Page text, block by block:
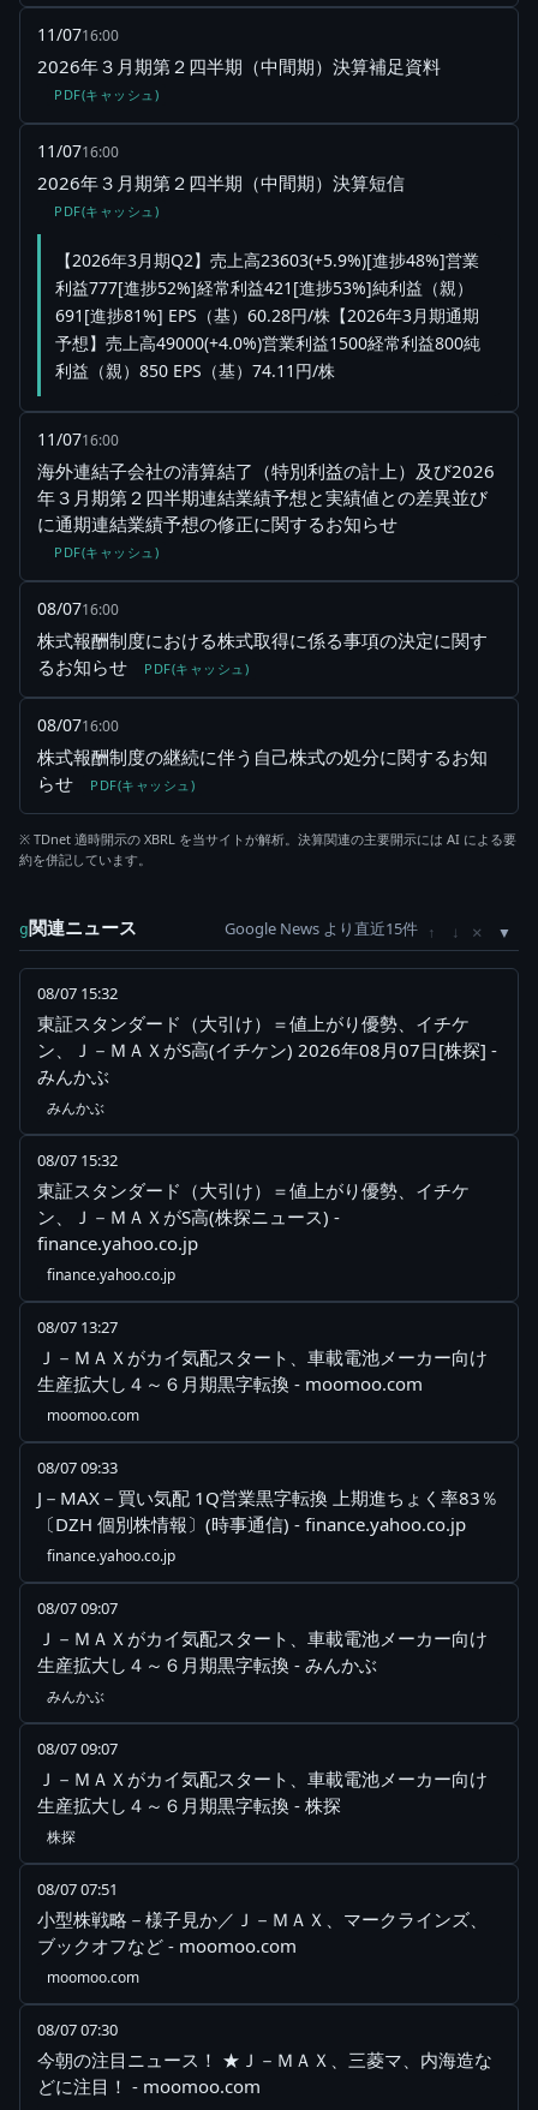
11/0716:00
2026年３月期第２四半期（中間期）決算補足資料
PDF(キャッシュ)
11/0716:00
2026年３月期第２四半期（中間期）決算短信
PDF(キャッシュ)
【2026年3月期Q2】売上高23603(+5.9%)[進捗48%]営業
利益777[進捗52%]経常利益421[進捗53%]純利益（親）
691[進捗81%] EPS（基）60.28円/株【2026年3月期通期
予想】売上高49000(+4.0%)営業利益1500経常利益800純
利益（親）850 EPS（基）74.11円/株
11/0716:00
海外連結子会社の清算結了（特別利益の計上）及び2026
年３月期第２四半期連結業績予想と実績値との差異並び
に通期連結業績予想の修正に関するお知らせ
PDF(キャッシュ)
08/0716:00
株式報酬制度における株式取得に係る事項の決定に関す
るお知らせ
PDF(キャッシュ)
08/0716:00
株式報酬制度の継続に伴う自己株式の処分に関するお知
らせ
PDF(キャッシュ)
※ TDnet 適時開示の XBRL を当サイトが解析。決算関連の主要開示には AI による要
約を併記しています。
g関連ニュース Google News より直近15件 ↑ ↓ ×
08/07 15:32
東証スタンダード（大引け）＝値上がり優勢、イチケ
ン、Ｊ－ＭＡＸがS高(イチケン) 2026年08月07日[株探] -
みんかぶ
みんかぶ
08/07 15:32
東証スタンダード（大引け）＝値上がり優勢、イチケ
ン、Ｊ－ＭＡＸがS高(株探ニュース) -
finance.yahoo.co.jp
finance.yahoo.co.jp
08/07 13:27
Ｊ－ＭＡＸがカイ気配スタート、車載電池メーカー向け
生産拡大し４～６月期黒字転換 - moomoo.com
moomoo.com
08/07 09:33
J－MAX－買い気配 1Q営業黒字転換 上期進ちょく率83％
〔DZH 個別株情報〕(時事通信) - finance.yahoo.co.jp
finance.yahoo.co.jp
08/07 09:07
Ｊ－ＭＡＸがカイ気配スタート、車載電池メーカー向け
生産拡大し４～６月期黒字転換 - みんかぶ
みんかぶ
08/07 09:07
Ｊ－ＭＡＸがカイ気配スタート、車載電池メーカー向け
生産拡大し４～６月期黒字転換 - 株探
株探
08/07 07:51
小型株戦略－様子見か／Ｊ－ＭＡＸ、マークラインズ、
ブックオフなど - moomoo.com
moomoo.com
08/07 07:30
今朝の注目ニュース！ ★Ｊ－ＭＡＸ、三菱マ、内海造な
どに注目！ - moomoo.com